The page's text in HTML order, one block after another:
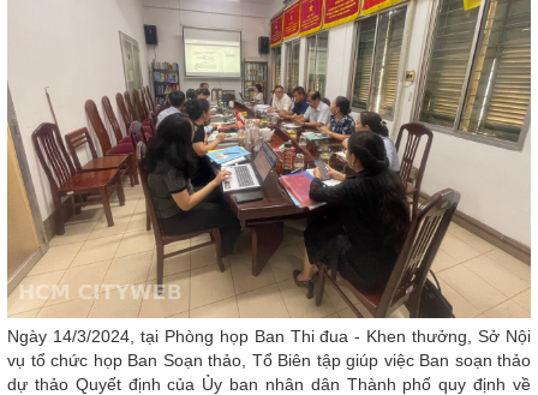
Ngày 14/3/2024, tại Phòng họp Ban Thi đua - Khen thưởng, Sở Nội
vụ tổ chức họp Ban Soạn thảo, Tổ Biên tập giúp việc Ban soạn thảo
dự thảo Quyết định của Ủy ban nhân dân Thành phố quy định về